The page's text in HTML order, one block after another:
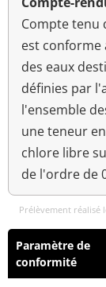
Compte tenu
est conforme
des eaux
définies par
l'ensemble
une teneur
chlore libre
de l'ordre de
Prélèvement réalisé
Paramètre de
conformité